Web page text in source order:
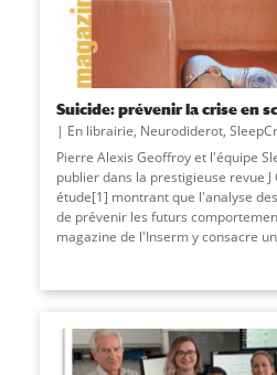
Suicide: prévenir la crise en
En librairie, Neurodiderot,
Pierre Alexis Geoffroy et l'équipe
publier dans la prestigieuse revue
étude[1] montrant que l'analyse
de prévenir les futurs
magazine de l'Inserm y consacre